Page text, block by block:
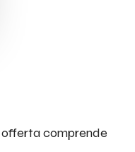
offerta comprende